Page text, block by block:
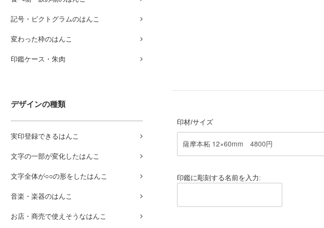
記号・ピクトグラムのはんこ
変わった枠のはんこ
印鑑ケース・朱肉
デザインの種類
実印登録できるはんこ
文字の一部が変化したはんこ
文字全体が○○の形をしたはんこ
音楽・楽器のはんこ
お店・商売で使えそうなはんこ
印材/サイズ
印鑑に彫刻する名前を入力: